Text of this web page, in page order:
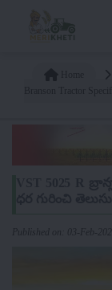
Published on: 03-Feb-2024